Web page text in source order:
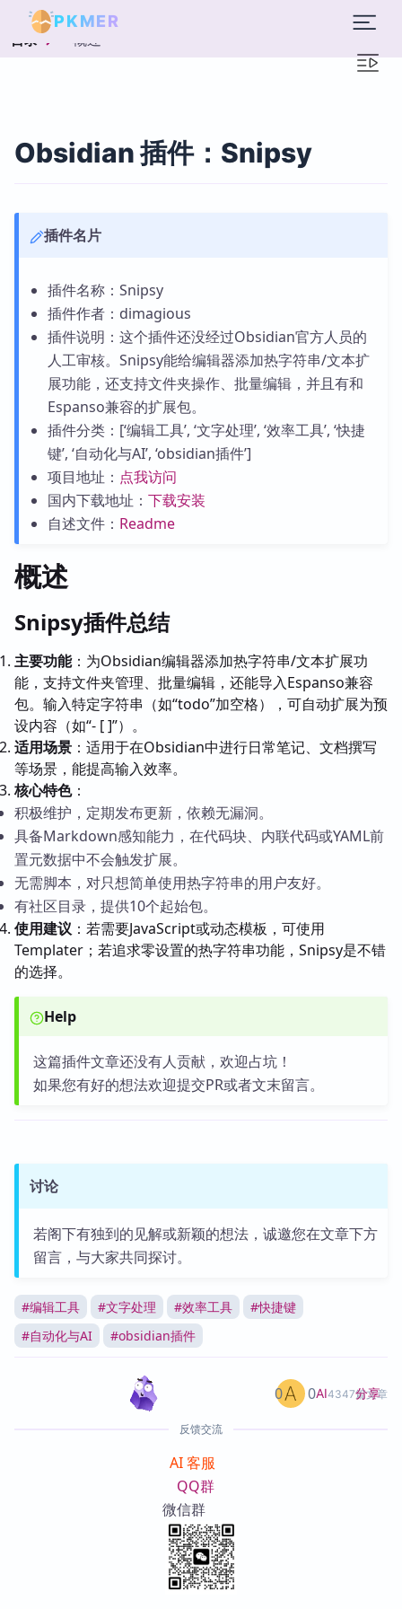
PKMER
目录 概述
Obsidian 插件：Snipsy
插件名片
插件名称：Snipsy
插件作者：dimagious
插件说明：这个插件还没经过Obsidian官方人员的
人工审核。Snipsy能给编辑器添加热字符串/文本扩
展功能，还支持文件夹操作、批量编辑，并且有和
Espanso兼容的扩展包。
插件分类：[‘编辑工具’, ‘文字处理’, ‘效率工具’, ‘快捷
键’, ‘自动化与AI’, ‘obsidian插件’]
项目地址： 点我访问
国内下载地址： 下载安装
自述文件： Readme
概述
Snipsy插件总结
主要功能：为Obsidian编辑器添加热字符串/文本扩展功
能，支持文件夹管理、批量编辑，还能导入Espanso兼容
包。输入特定字符串（如“todo”加空格），可自动扩展为预
设内容（如“- [ ]”）。
适用场景 ：适用于在Obsidian中进行日常笔记、文档撰写
等场景，能提高输入效率。
核心特色：
积极维护，定期发布更新，依赖无漏洞。
具备Markdown感知能力，在代码块、内联代码或YAML前
置元数据中不会触发扩展。
无需脚本，对只想简单使用热字符串的用户友好。
有社区目录，提供10个起始包。
使用建议 ：若需要JavaScript或动态模板，可使用
Templater；若追求零设置的热字符串功能，Snipsy是不错
的选择。
Help
这篇插件文章还没有人贡献，欢迎占坑！
如果您有好的想法欢迎提交PR或者文末留言。
讨论
若阁下有独到的见解或新颖的想法，诚邀您在文章下方
留言，与大家共同探讨。
#编辑工具 #文字处理 #效率工具 #快捷键
#自动化与AI #obsidian插件
AI4347篇文章
0 0 分享
反馈交流
AI 客服
QQ群
微信群